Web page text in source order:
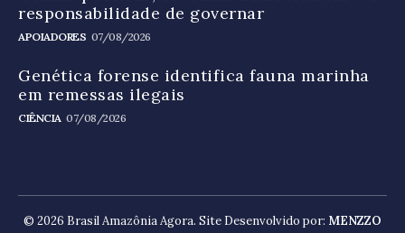
responsabilidade de governar
APOIADORES 07/08/2026
Genética forense identifica fauna marinha
em remessas ilegais
CIÊNCIA 07/08/2026
© 2026 Brasil Amazônia Agora. Site Desenvolvido por: MENZZO